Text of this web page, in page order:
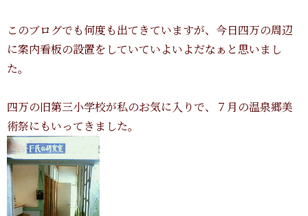
このブログでも何度も出てきていますが、今日四万の周辺
に案内看板の設置をしていていよいよだなぁと思いまし
た。
四万の旧第三小学校が私のお気に入りで、７月の温泉郷美
術祭にもいってきました。